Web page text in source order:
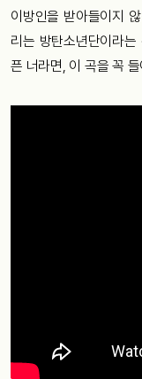
이방인을 받아들이지
리는 방탄소년단이라
픈 너라면, 이 곡을 꼭